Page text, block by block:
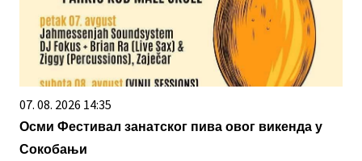
07. 08. 2026 14:35
Осми Фестивал занатског пива овог викенда у
Сокобањи